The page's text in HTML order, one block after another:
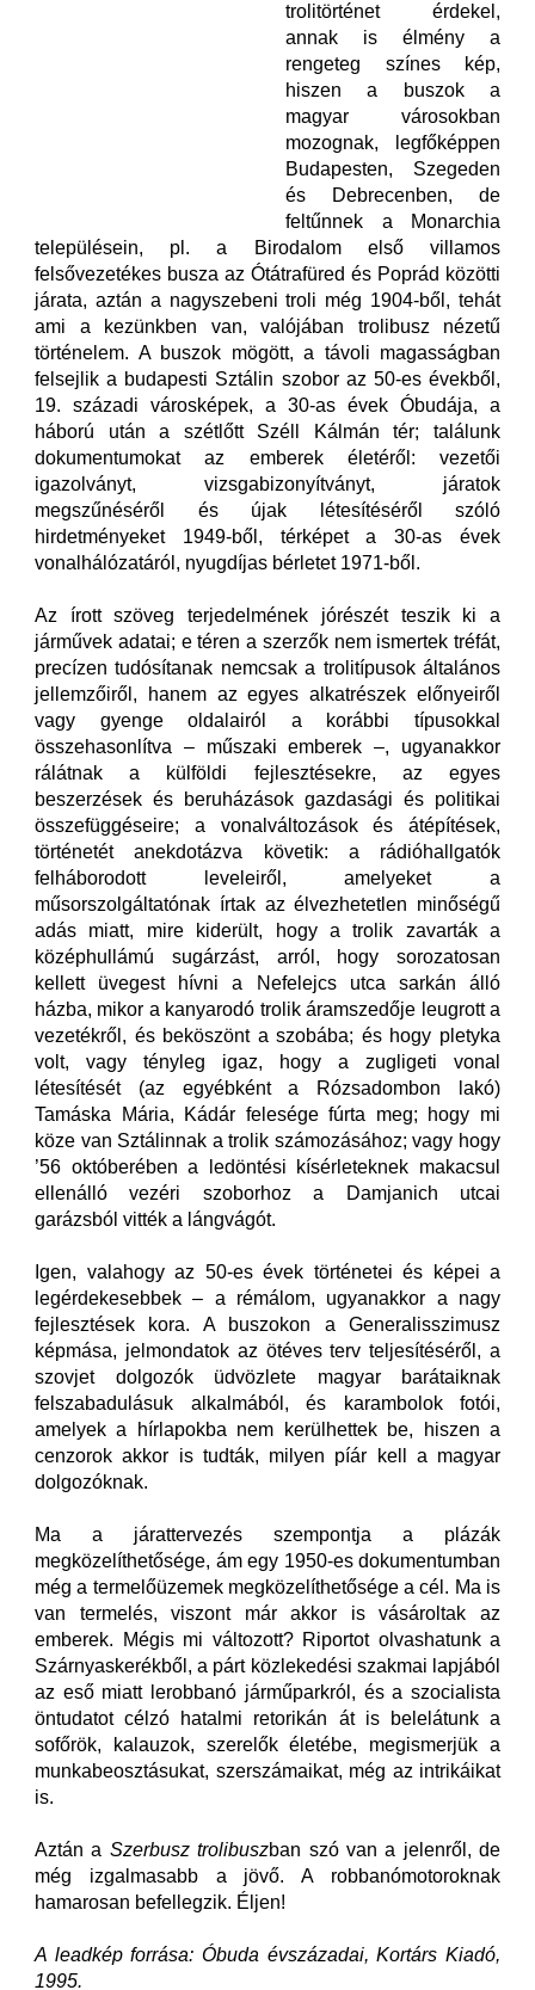
trolitörténet érdekel,
annak is élmény a
rengeteg színes kép,
hiszen a buszok a
magyar városokban
mozognak, legfőképpen
Budapesten, Szegeden
és Debrecenben, de
feltűnnek a Monarchia
településein, pl. a Birodalom első villamos
felsővezetékes busza az Ótátrafüred és Poprád közötti
járata, aztán a nagyszebeni troli még 1904-ből, tehát
ami a kezünkben van, valójában trolibusz nézetű
történelem. A buszok mögött, a távoli magasságban
felsejlik a budapesti Sztálin szobor az 50-es évekből,
19. századi városképek, a 30-as évek Óbudája, a
háború után a szétlőtt Széll Kálmán tér; találunk
dokumentumokat az emberek életéről: vezetői
igazolványt, vizsgabizonyítványt, járatok
megszűnéséről és újak létesítéséről szóló
hirdetményeket 1949-ből, térképet a 30-as évek
vonalhálózatáról, nyugdíjas bérletet 1971-ből.
Az írott szöveg terjedelmének jórészét teszik ki a
járművek adatai; e téren a szerzők nem ismertek tréfát,
precízen tudósítanak nemcsak a trolitípusok általános
jellemzőiről, hanem az egyes alkatrészek előnyeiről
vagy gyenge oldalairól a korábbi típusokkal
összehasonlítva – műszaki emberek –, ugyanakkor
rálátnak a külföldi fejlesztésekre, az egyes
beszerzések és beruházások gazdasági és politikai
összefüggéseire; a vonalváltozások és átépítések,
történetét anekdotázva követik: a rádióhallgatók
felháborodott leveleiről, amelyeket a
műsorszolgáltatónak írtak az élvezhetetlen minőségű
adás miatt, mire kiderült, hogy a trolik zavarták a
középhullámú sugárzást, arról, hogy sorozatosan
kellett üvegest hívni a Nefelejcs utca sarkán álló
házba, mikor a kanyarodó trolik áramszedője leugrott a
vezetékről, és beköszönt a szobába; és hogy pletyka
volt, vagy tényleg igaz, hogy a zugligeti vonal
létesítését (az egyébként a Rózsadombon lakó)
Tamáska Mária, Kádár felesége fúrta meg; hogy mi
köze van Sztálinnak a trolik számozásához; vagy hogy
’56 októberében a ledöntési kísérleteknek makacsul
ellenálló vezéri szoborhoz a Damjanich utcai
garázsból vitték a lángvágót.
Igen, valahogy az 50-es évek történetei és képei a
legérdekesebbek – a rémálom, ugyanakkor a nagy
fejlesztések kora. A buszokon a Generalisszimusz
képmása, jelmondatok az ötéves terv teljesítéséről, a
szovjet dolgozók üdvözlete magyar barátaiknak
felszabadulásuk alkalmából, és karambolok fotói,
amelyek a hírlapokba nem kerülhettek be, hiszen a
cenzorok akkor is tudták, milyen píár kell a magyar
dolgozóknak.
Ma a járattervezés szempontja a plázák
megközelíthetősége, ám egy 1950-es dokumentumban
még a termelőüzemek megközelíthetősége a cél. Ma is
van termelés, viszont már akkor is vásároltak az
emberek. Mégis mi változott? Riportot olvashatunk a
Szárnyaskerékből, a párt közlekedési szakmai lapjából
az eső miatt lerobbanó járműparkról, és a szocialista
öntudatot célzó hatalmi retorikán át is belelátunk a
sofőrök, kalauzok, szerelők életébe, megismerjük a
munkabeosztásukat, szerszámaikat, még az intrikáikat
is.
Aztán a Szerbusz trolibuszban szó van a jelenről, de
még izgalmasabb a jövő. A robbanómotoroknak
hamarosan befellegzik. Éljen!
A leadkép forrása: Óbuda évszázadai, Kortárs Kiadó,
1995.